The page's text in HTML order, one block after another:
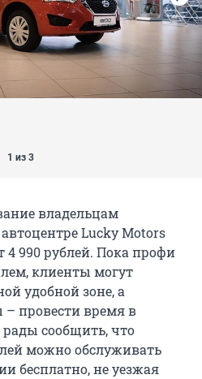
1 из 3
владельцам
Lucky Motors
4 990 рублей. Пока профи
клиенты могут
удобной зоне, а
провести время в
рады сообщить, что
можно обслуживать
бесплатно, не уезжая